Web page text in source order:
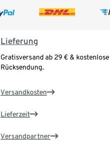
Lieferung
Gratisversand ab 29 € & kostenlose
Rücksendung.
Versandkosten
Lieferzeit
Versandpartner